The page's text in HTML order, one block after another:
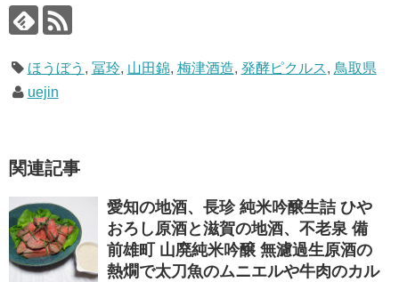
ほうぼう , 冨玲, 山田錦, 梅津酒造, 発酵ピクルス, 鳥取県
uejin
関連記事
愛知の地酒、長珍 純米吟醸生詰 ひや
おろし原酒と滋賀の地酒、不老泉 備
前雄町 山廃純米吟醸 無濾過生原酒の
熱燗で太刀魚のムニエルや牛肉のカル